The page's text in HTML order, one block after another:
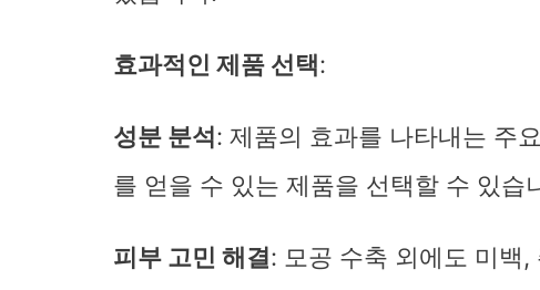
효과적인 제품 선택:
성분 분석: 제품의 효과를 나타내는 주
를 얻을 수 있는 제품을 선택할 수 있습
피부 고민 해결: 모공 수축 외에도 미백